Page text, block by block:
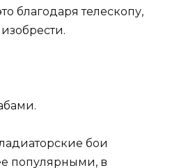
благодаря телескопу,
бои
популярными, в